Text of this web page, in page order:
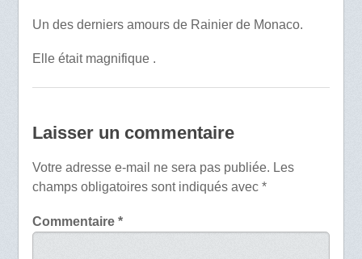
Un des derniers amours de Rainier de Monaco.
Elle était magnifique .
Laisser un commentaire
Votre adresse e-mail ne sera pas publiée. Les
champs obligatoires sont indiqués avec *
Commentaire *